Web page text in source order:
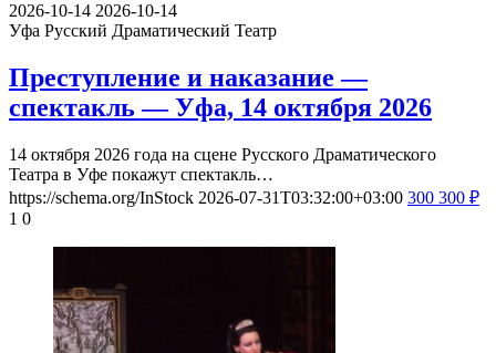
2026-10-14 2026-10-14
Уфа Русский Драматический Театр
Преступление и наказание —
спектакль — Уфа, 14 октября 2026
14 октября 2026 года на сцене Русского Драматического
Театра в Уфе покажут спектакль…
https://schema.org/InStock 2026-07-31T03:32:00+03:00 300 300 ₽
1 0